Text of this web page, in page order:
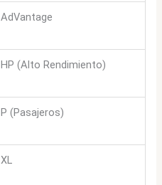
AdVantage
HP (Alto Rendimiento)
P (Pasajeros)
XL